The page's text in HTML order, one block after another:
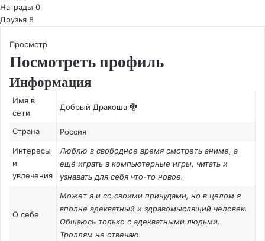
Награды 0
Друзья 8
Просмотр
Посмотреть профиль
Информация
Имя в
сети
Добрый Дракоша 🐉
Страна
Россия
Интересы
и
увлечения
Люблю в свободное время смотреть аниме, а
ещё играть в компьютерные игры, читать и
узнавать для себя что-то новое.
О себе
Может я и со своими причудами, но в целом я
вполне адекватный и здравомыслящий человек.
Общаюсь только с адекватными людьми.
Троллям не отвечаю.